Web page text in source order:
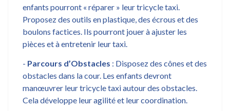
enfants pourront « réparer » leur tricycle taxi.
Proposez des outils en plastique, des écrous et des
boulons factices. Ils pourront jouer à ajuster les
pièces et à entretenir leur taxi.
- Parcours d’Obstacles : Disposez des cônes et des
obstacles dans la cour. Les enfants devront
manœuvrer leur tricycle taxi autour des obstacles.
Cela développe leur agilité et leur coordination.